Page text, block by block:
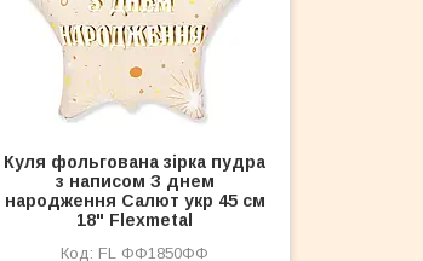
Куля фольгована зірка пудра
з написом З днем
народження Салют укр 45 см
18" Flexmetal
FL ФФ1850ФФ